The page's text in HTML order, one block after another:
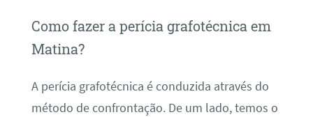
Como fazer a perícia grafotécnica em
Matina?
A perícia grafotécnica é conduzida através do
método de confrontação. De um lado, temos o